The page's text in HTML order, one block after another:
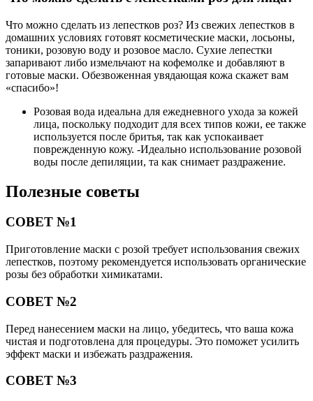
Что можно сделать из лепестков роз? Из свежих лепестков в
домашних условиях готовят косметические маски, лосьоны,
тоники, розовую воду и розовое масло. Сухие лепестки
запаривают либо измельчают на кофемолке и добавляют в
готовые маски. Обезвоженная увядающая кожа скажет вам
«спасибо»!
Розовая вода идеальна для ежедневного ухода за кожей
лица, поскольку подходит для всех типов кожи, ее также
используется после бритья, так как успокаивает
поврежденную кожу. -Идеально использование розовой
воды после депиляции, та как снимает раздражение.
Полезные советы
СОВЕТ №1
Приготовление маски с розой требует использования свежих
лепестков, поэтому рекомендуется использовать органические
розы без обработки химикатами.
СОВЕТ №2
Перед нанесением маски на лицо, убедитесь, что ваша кожа
чистая и подготовлена для процедуры. Это поможет усилить
эффект маски и избежать раздражения.
СОВЕТ №3